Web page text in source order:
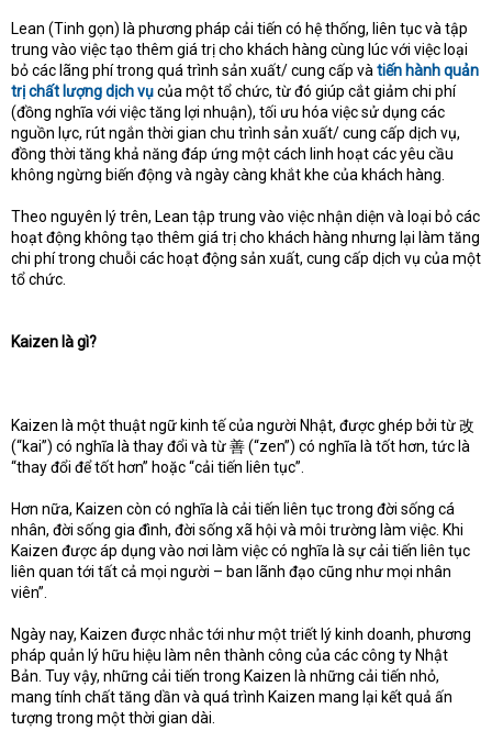
Lean (Tinh gọn) là phương pháp cải tiến có hệ thống, liên tục và tập
trung vào việc tạo thêm giá trị cho khách hàng cùng lúc với việc loại
bỏ các lãng phí trong quá trình sản xuất/ cung cấp và tiến hành quản
trị chất lượng dịch vụcủa một tổ chức, từ đó giúp cắt giảm chi phí
(đồng nghĩa với việc tăng lợi nhuận), tối ưu hóa việc sử dụng các
nguồn lực, rút ngắn thời gian chu trình sản xuất/ cung cấp dịch vụ,
đồng thời tăng khả năng đáp ứng một cách linh hoạt các yêu cầu
không ngừng biến động và ngày càng khắt khe của khách hàng.
Theo nguyên lý trên, Lean tập trung vào việc nhận diện và loại bỏ các
hoạt động không tạo thêm giá trị cho khách hàng nhưng lại làm tăng
chi phí trong chuỗi các hoạt động sản xuất, cung cấp dịch vụ của một
tổ chức.
Kaizen là gì?
Kaizen là một thuật ngữ kinh tế của người Nhật, được ghép bởi từ 改
(“kai”) có nghĩa là thay đổi và từ 善 (“zen”) có nghĩa là tốt hơn, tức là
“thay đổi để tốt hơn” hoặc “cải tiến liên tục”.
Hơn nữa, Kaizen còn có nghĩa là cải tiến liên tục trong đời sống cá
nhân, đời sống gia đình, đời sống xã hội và môi trường làm việc. Khi
Kaizen được áp dụng vào nơi làm việc có nghĩa là sự cải tiến liên tục
liên quan tới tất cả mọi người – ban lãnh đạo cũng như mọi nhân
viên”.
Ngày nay, Kaizen được nhắc tới như một triết lý kinh doanh, phương
pháp quản lý hữu hiệu làm nên thành công của các công ty Nhật
Bản. Tuy vậy, những cải tiến trong Kaizen là những cải tiến nhỏ,
mang tính chất tăng dần và quá trình Kaizen mang lại kết quả ấn
tượng trong một thời gian dài.